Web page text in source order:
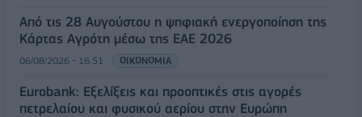
Από τις 28 Αυγούστου η ψηφιακή ενεργοποίηση της
Κάρτας Αγρότη μέσω της ΕΑΕ 2026
06/08/2026 - 16:51 ΟΙΚΟΝΟΜΙΑ
Eurobank: Εξελίξεις και προοπτικές στις αγορές
πετρελαίου και φυσικού αερίου στην Ευρώπη